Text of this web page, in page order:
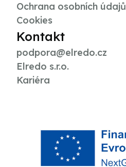
Ochrana osobních údajů
Cookies
Kontakt
podpora@elredo.cz
Elredo s.r.o.
Kariéra